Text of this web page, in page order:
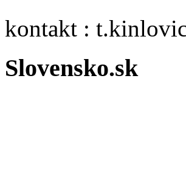
kontakt :
Slovensko.sk